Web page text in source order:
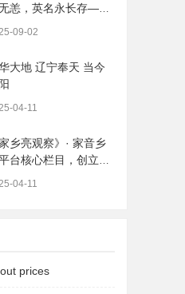
恙，英名永长存——
09-02
大地 辽宁奉天 当今
04-11
家乡亮观察》· 家音乡
台核心栏目，创立
04-11
prices